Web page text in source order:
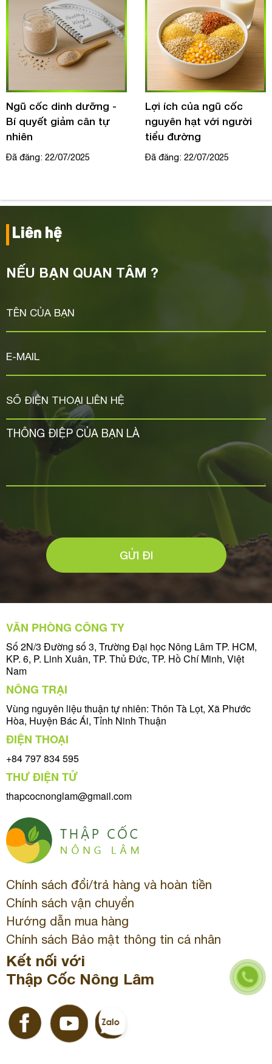
Ngũ cốc dinh dưỡng -
Bí quyết giảm cân tự
nhiên
Đã đăng: 22/07/2025
Lợi ích của ngũ cốc
nguyên hạt với người
tiểu đường
Đã đăng: 22/07/2025
Liên hệ
NẾU BẠN QUAN TÂM ?
GỬI ĐI
VĂN PHÒNG CÔNG TY
Số 2N/3 Đường số 3, Trường Đại học Nông Lâm TP. HCM,
KP. 6, P. Linh Xuân, TP. Thủ Đức, TP. Hồ Chí Minh, Việt
Nam
NÔNG TRẠI
Vùng nguyên liệu thuận tự nhiên: Thôn Tà Lọt, Xã Phước
Hòa, Huyện Bác Ái, Tỉnh Ninh Thuận
ĐIỆN THOẠI
+84 797 834 595
THƯ ĐIỆN TỬ
thapcocnonglam@gmail.com
Chính sách đổi/trả hàng và hoàn tiền
Chính sách vận chuyển
Hướng dẫn mua hàng
Chính sách Bảo mật thông tin cá nhân
Kết nối với
Thập Cốc Nông Lâm